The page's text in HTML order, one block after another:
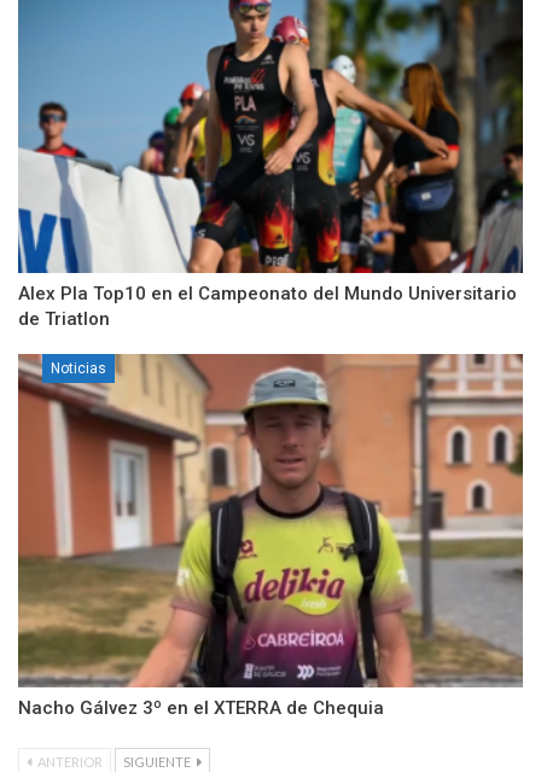
Alex Pla Top10 en el Campeonato del Mundo Universitario
de Triatlon
Noticias
Nacho Gálvez 3º en el XTERRA de Chequia
ANTERIOR SIGUIENTE